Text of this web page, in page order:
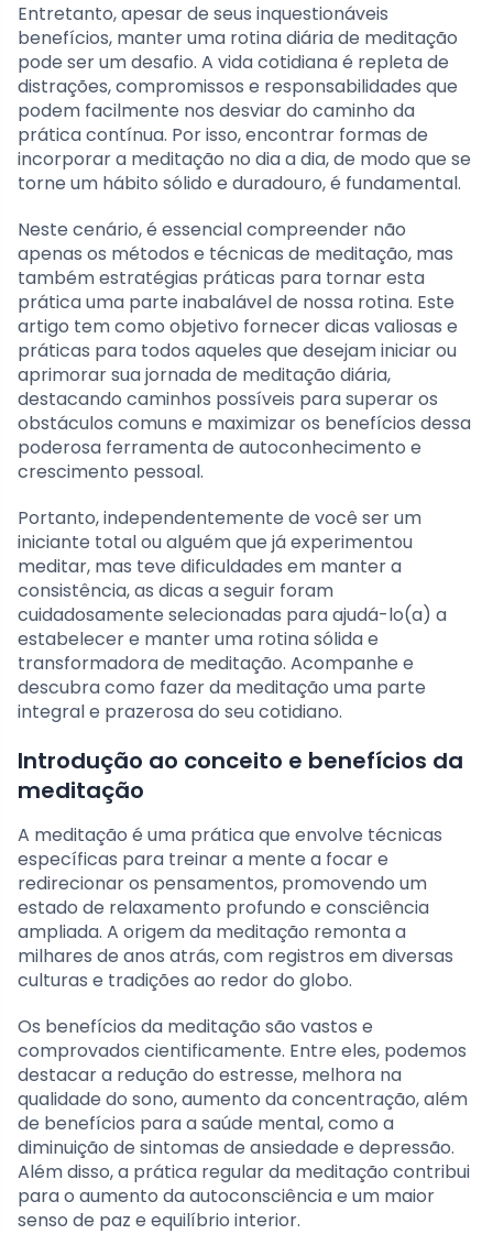
Entretanto, apesar de seus inquestionáveis
benefícios, manter uma rotina diária de meditação
pode ser um desafio. A vida cotidiana é repleta de
distrações, compromissos e responsabilidades que
podem facilmente nos desviar do caminho da
prática contínua. Por isso, encontrar formas de
incorporar a meditação no dia a dia, de modo que se
torne um hábito sólido e duradouro, é fundamental.
Neste cenário, é essencial compreender não
apenas os métodos e técnicas de meditação, mas
também estratégias práticas para tornar esta
prática uma parte inabalável de nossa rotina. Este
artigo tem como objetivo fornecer dicas valiosas e
práticas para todos aqueles que desejam iniciar ou
aprimorar sua jornada de meditação diária,
destacando caminhos possíveis para superar os
obstáculos comuns e maximizar os benefícios dessa
poderosa ferramenta de autoconhecimento e
crescimento pessoal.
Portanto, independentemente de você ser um
iniciante total ou alguém que já experimentou
meditar, mas teve dificuldades em manter a
consistência, as dicas a seguir foram
cuidadosamente selecionadas para ajudá-lo(a) a
estabelecer e manter uma rotina sólida e
transformadora de meditação. Acompanhe e
descubra como fazer da meditação uma parte
integral e prazerosa do seu cotidiano.
Introdução ao conceito e benefícios da
meditação
A meditação é uma prática que envolve técnicas
específicas para treinar a mente a focar e
redirecionar os pensamentos, promovendo um
estado de relaxamento profundo e consciência
ampliada. A origem da meditação remonta a
milhares de anos atrás, com registros em diversas
culturas e tradições ao redor do globo.
Os benefícios da meditação são vastos e
comprovados cientificamente. Entre eles, podemos
destacar a redução do estresse, melhora na
qualidade do sono, aumento da concentração, além
de benefícios para a saúde mental, como a
diminuição de sintomas de ansiedade e depressão.
Além disso, a prática regular da meditação contribui
para o aumento da autoconsciência e um maior
senso de paz e equilíbrio interior.